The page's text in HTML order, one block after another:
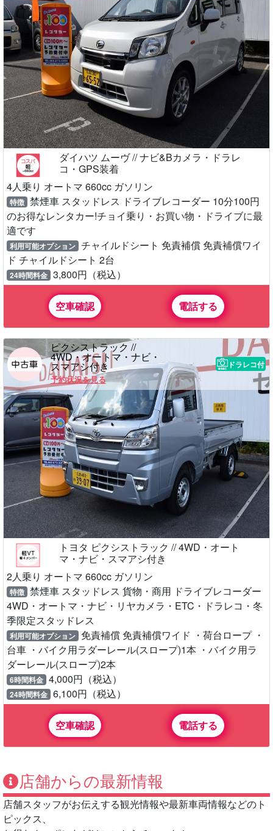
ダイハツ ムーヴ // ナビ&Bカメラ・ドラレ
コ・GPS装着
4人乗り オートマ 660cc ガソリン
特徴 禁煙車 スタッドレス ドライブレコーダー 10分100円
のお得なレンタカー!チョイ乗り・お買い物・ドライブに最
適です
利用可能オプション チャイルドシート 免責補償 免責補償ワイ
ド チャイルドシート 2台
24時間料金 3,800円（税込）
空車確認 電話する
ピクシストラック //
4WD・オートマ・ナビ・
スマアシ付き
予約状況を見る
ドラレコ付
トヨタ ピクシストラック // 4WD・オート
マ・ナビ・スマアシ付き
2人乗り オートマ 660cc ガソリン
特徴 禁煙車 スタッドレス 貨物・商用 ドライブレコーダー
4WD・オートマ・ナビ・リヤカメラ・ETC・ドラレコ・冬
季限定スタッドレス
利用可能オプション 免責補償 免責補償ワイド ・荷台ロープ ・
台車 ・バイク用ラダーレール(スロープ)1本 ・バイク用ラ
ダーレール(スロープ)2本
6時間料金 4,000円（税込）
24時間料金 6,100円（税込）
空車確認 電話する
店舗からの最新情報
店舗スタッフがお伝えする観光情報や最新車両情報などのト
ピックス、